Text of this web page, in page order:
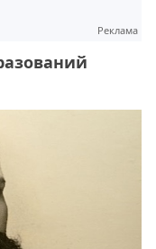
Реклама